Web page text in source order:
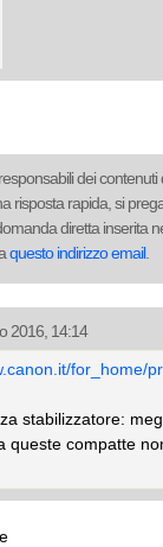
dei contenuti
risposta rapida, si
diretta inserita
questo indirizzo email.
2016, 14:14
for_home/
stabilizzatore:
queste compatte